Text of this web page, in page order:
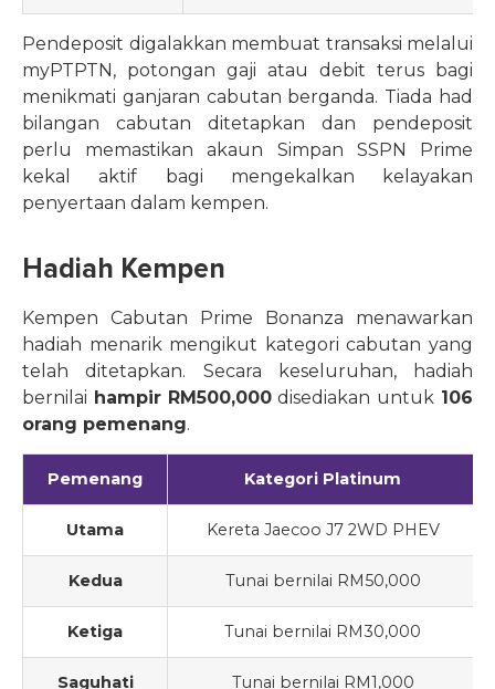
Pendeposit digalakkan membuat transaksi melalui
myPTPTN, potongan gaji atau debit terus bagi
menikmati ganjaran cabutan berganda. Tiada had
bilangan cabutan ditetapkan dan pendeposit
perlu memastikan akaun Simpan SSPN Prime
kekal aktif bagi mengekalkan kelayakan
penyertaan dalam kempen.
Hadiah Kempen
Kempen Cabutan Prime Bonanza menawarkan
hadiah menarik mengikut kategori cabutan yang
telah ditetapkan. Secara keseluruhan, hadiah
bernilai hampir RM500,000disediakan untuk 106
orang pemenang.
Pemenang Kategori Platinum
Utama Kereta Jaecoo J7 2WD PHEV
Kedua Tunai bernilai RM50,000
Ketiga Tunai bernilai RM30,000
Saguhati Tunai bernilai RM1,000